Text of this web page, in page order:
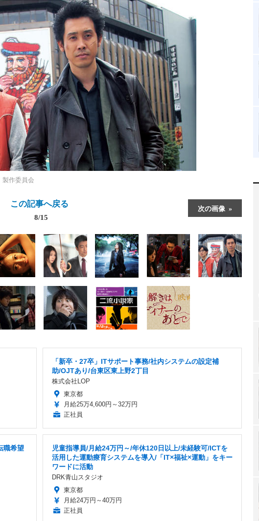
製作委員会
次の画像
この記事へ戻る
8/15
「新卒・27卒」ITサポート事務/社内システムの設定補
助/OJTあり/台東区東上野2丁目
株式会社LOP
東京都
月給25万4,600円～32万円
正社員
職希望
児童指導員/月給24万円～/年休120日以上/未経験可/ICTを
活用した運動療育システムを導入/「IT×福祉×運動」をキー
ワードに活動
DRK青山スタジオ
東京都
月給24万円～40万円
正社員